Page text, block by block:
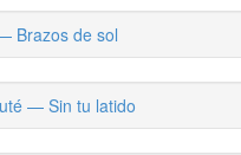
Brazos de sol
— Sin tu latido